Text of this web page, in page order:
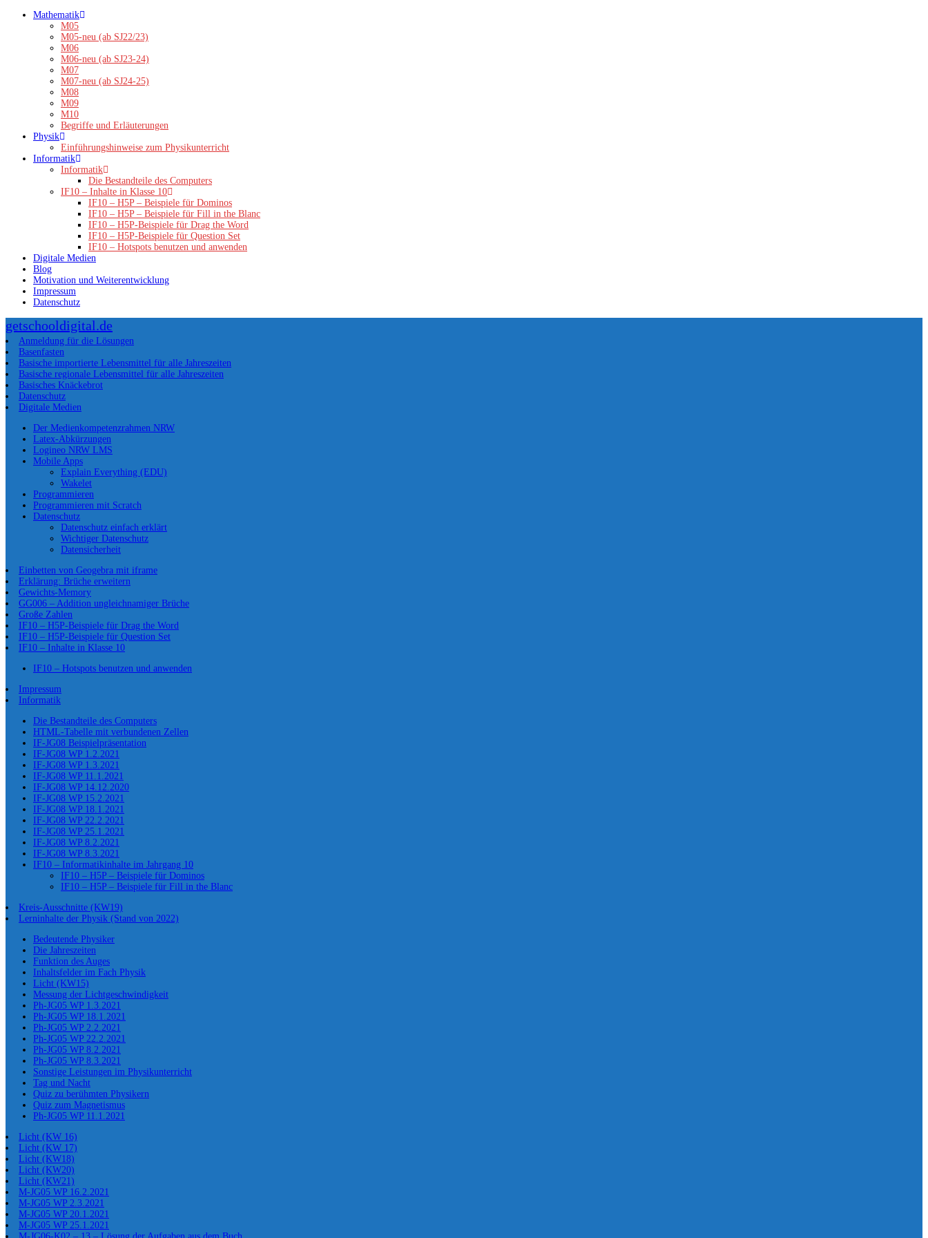
Zum
Mathematik
M05
M05-neu (ab SJ22/23)
M06
M06-neu (ab SJ23-24)
M07
M07-neu (ab SJ24-25)
M08
M09
M10
Begriffe und Erläuterungen
Physik
Einführungshinweise zum Physikunterricht
Informatik
Informatik
Die Bestandteile des Computers
IF10 – Inhalte in Klasse 10
IF10 – H5P – Beispiele für Dominos
IF10 – H5P – Beispiele für Fill in the Blanc
IF10 – H5P-Beispiele für Drag the Word
IF10 – H5P-Beispiele für Question Set
IF10 – Hotspots benutzen und anwenden
Digitale Medien
Blog
Motivation und Weiterentwicklung
Impressum
Datenschutz
getschooldigital.de
Anmeldung für die Lösungen
Basenfasten
Basische importierte Lebensmittel für alle Jahreszeiten
Basische regionale Lebensmittel für alle Jahreszeiten
Basisches Knäckebrot
Datenschutz
Digitale Medien
Der Medienkompetenzrahmen NRW
Latex-Abkürzungen
Logineo NRW LMS
Mobile Apps
Explain Everything (EDU)
Wakelet
Programmieren
Programmieren mit Scratch
Datenschutz
Datenschutz einfach erklärt
Wichtiger Datenschutz
Datensicherheit
Einbetten von Geogebra mit iframe
Erklärung: Brüche erweitern
Gewichts-Memory
GG006 – Addition ungleichnamiger Brüche
Große Zahlen
IF10 – H5P-Beispiele für Drag the Word
IF10 – H5P-Beispiele für Question Set
IF10 – Inhalte in Klasse 10
IF10 – Hotspots benutzen und anwenden
Impressum
Informatik
Die Bestandteile des Computers
HTML-Tabelle mit verbundenen Zellen
IF-JG08 Beispielpräsentation
IF-JG08 WP 1.2.2021
IF-JG08 WP 1.3.2021
IF-JG08 WP 11.1.2021
IF-JG08 WP 14.12.2020
IF-JG08 WP 15.2.2021
IF-JG08 WP 18.1.2021
IF-JG08 WP 22.2.2021
IF-JG08 WP 25.1.2021
IF-JG08 WP 8.2.2021
IF-JG08 WP 8.3.2021
IF10 – Informatikinhalte im Jahrgang 10
IF10 – H5P – Beispiele für Dominos
IF10 – H5P – Beispiele für Fill in the Blanc
Kreis-Ausschnitte (KW19)
Lerninhalte der Physik (Stand von 2022)
Bedeutende Physiker
Die Jahreszeiten
Funktion des Auges
Inhaltsfelder im Fach Physik
Licht (KW15)
Messung der Lichtgeschwindigkeit
Ph-JG05 WP 1.3.2021
Ph-JG05 WP 18.1.2021
Ph-JG05 WP 2.2.2021
Ph-JG05 WP 22.2.2021
Ph-JG05 WP 8.2.2021
Ph-JG05 WP 8.3.2021
Sonstige Leistungen im Physikunterricht
Tag und Nacht
Quiz zu berühmten Physikern
Quiz zum Magnetismus
Ph-JG05 WP 11.1.2021
Licht (KW 16)
Licht (KW 17)
Licht (KW18)
Licht (KW20)
Licht (KW21)
M-JG05 WP 16.2.2021
M-JG05 WP 2.3.2021
M-JG05 WP 20.1.2021
M-JG05 WP 25.1.2021